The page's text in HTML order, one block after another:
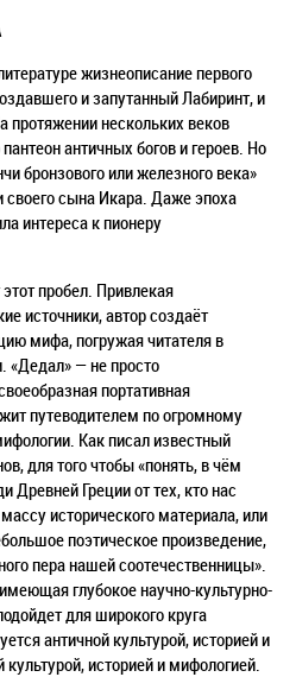
жизнеописание первого
и запутанный Лабиринт, и
нескольких веков
античных богов и героев. Но
бронзового или железного века»
своего сына Икара. Даже эпоха
интереса к пионеру
пробел. Привлекая
источники, автор создаёт
мифа, погружая читателя в
«Дедал» — не просто
портативная
путеводителем по огромному
Как писал известный
для того чтобы «понять, в чём
Древней Греции от тех, кто нас
исторического материала, или
поэтическое произведение,
пера нашей соотечественницы».
глубокое научно-культурно-
для широкого круга
античной культурой, историей и
историей и мифологией.